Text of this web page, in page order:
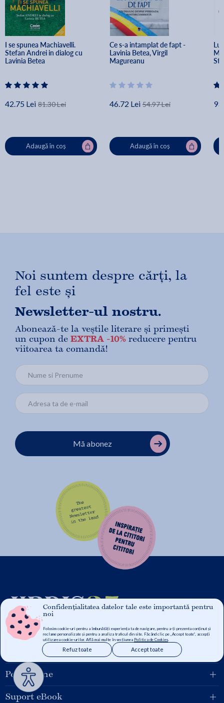
Confidențialitatea datelor tale este importantă pentru
noi
Folosim cookie-uri pentru a îmbunătăți experiența ta de navigare, pentru a-ți prezenta conținut și
reclame personalizate și pentru a analiza traficul din site. Făcând clic pe „Accept toate”, accepți
utilizarea cookie-urilor. Află mai multe în secțiunea Politica de Cookies.
Accept toate
Refuz toate
I se spunea Machiavelli.
Stefan Andrei in dialog cu
Lavinia Betea
42.75 Lei 81.30 Lei
Adaugă în coș
Ce s-a intamplat de fapt -
Lavinia Betea, Virgil
Magureanu
46.72 Lei 54.97 Lei
Adaugă în coș
Noi suntem despre cărți, la
fel este și
Newsletter-ul nostru.
Abonează-te la veștile literare și primești
un cupon de EXTRA -10% reducere pentru
viitoarea ta comandă!
Mă abonez
Grupul Libris
Pentru tine
Suport eBook